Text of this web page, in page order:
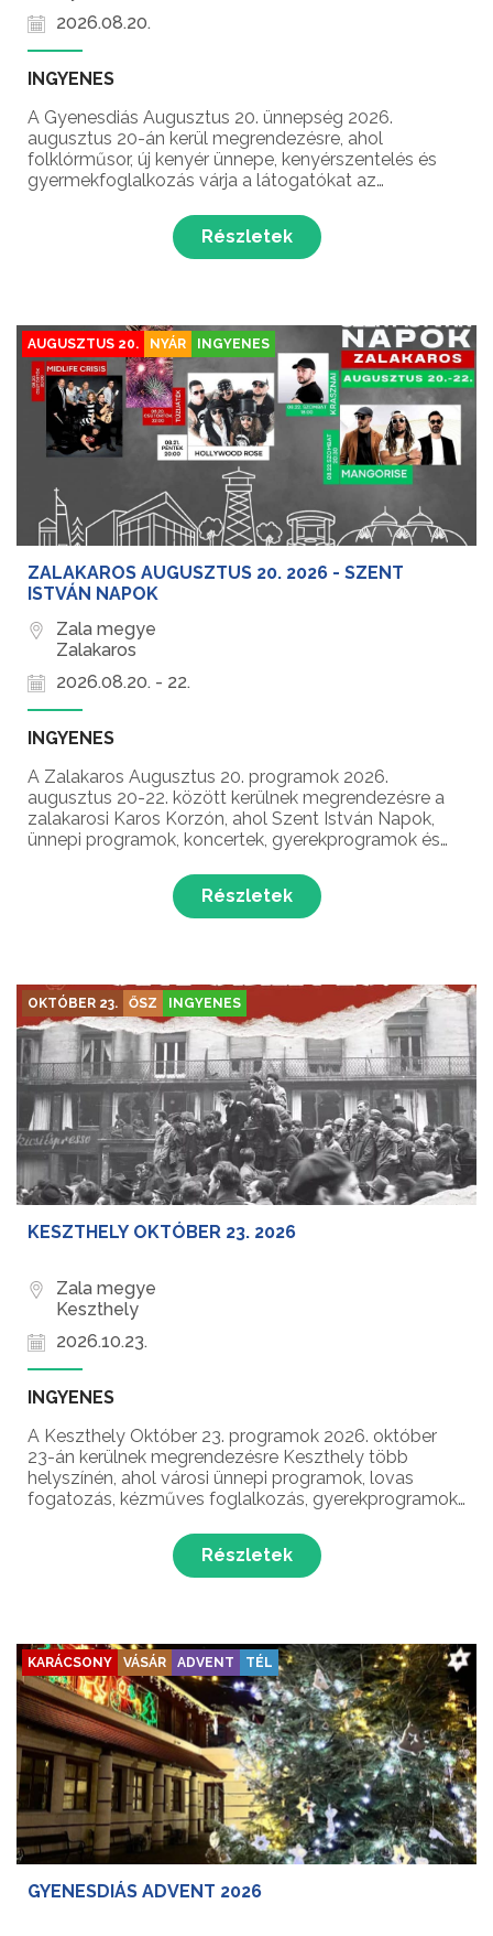
2026.08.20.
INGYENES
A Gyenesdiás Augusztus 20. ünnepség 2026.
augusztus 20-án kerül megrendezésre, ahol
folklórműsor, új kenyér ünnepe, kenyérszentelés és
gyermekfoglalkozás várja a látogatókat az
Részletek
AUGUSZTUS 20. NYÁR INGYENES
ZALAKAROS AUGUSZTUS 20. 2026 - SZENT
ISTVÁN NAPOK
Zala megye
Zalakaros
2026.08.20. - 22.
INGYENES
A Zalakaros Augusztus 20. programok 2026.
augusztus 20-22. között kerülnek megrendezésre a
zalakarosi Karos Korzón, ahol Szent István Napok,
ünnepi programok, koncertek, gyerekprogramok és
államalapítás és Szent István király ünnepén!...
Részletek
OKTÓBER 23. ŐSZ INGYENES
KESZTHELY OKTÓBER 23. 2026
Zala megye
Keszthely
2026.10.23.
INGYENES
A Keszthely Október 23. programok 2026. október
23-án kerülnek megrendezésre Keszthely több
helyszínén, ahol városi ünnepi programok, lovas
fogatozás, kézműves foglalkozás, gyerekprogramok,
az 1956-os Forradalom és Szabadságharc
Emléknapjának ünnep...Részletek
KARÁCSONY VÁSÁR ADVENT TÉL
GYENESDIÁS ADVENT 2026